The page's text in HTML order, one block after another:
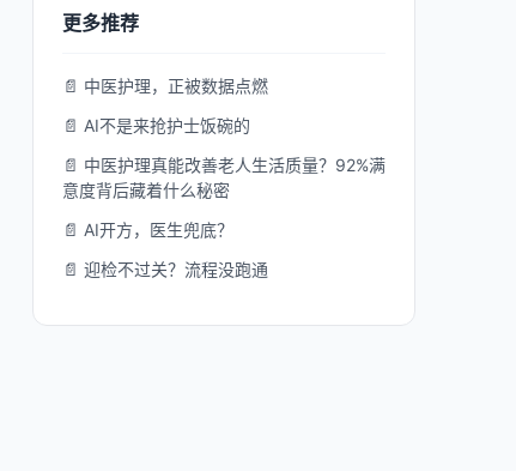
更多推荐
📄 中医护理，正被数据点燃
📄 AI不是来抢护士饭碗的
📄 中医护理真能改善老人生活质量？92%满
意度背后藏着什么秘密
📄 AI开方，医生兜底？
📄 迎检不过关？流程没跑通